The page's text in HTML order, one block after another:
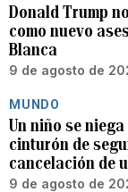
Donald Trump
como nuevo
Blanca
9 de agosto de
MUNDO
Un niño se
cinturón de
cancelación de
9 de agosto de